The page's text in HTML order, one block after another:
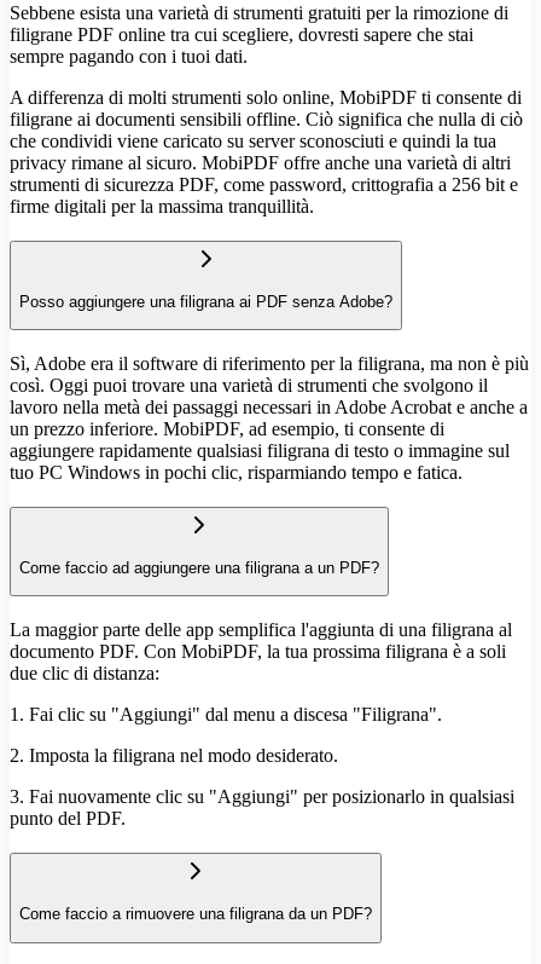
Sebbene esista una varietà di strumenti gratuiti per la rimozione di
filigrane PDF online tra cui scegliere, dovresti sapere che stai
sempre pagando con i tuoi dati.
A differenza di molti strumenti solo online, MobiPDF ti consente di
filigrane ai documenti sensibili offline. Ciò significa che nulla di ciò
che condividi viene caricato su server sconosciuti e quindi la tua
privacy rimane al sicuro. MobiPDF offre anche una varietà di altri
strumenti di sicurezza PDF, come password, crittografia a 256 bit e
firme digitali per la massima tranquillità.
Posso aggiungere una filigrana ai PDF senza Adobe?
Sì, Adobe era il software di riferimento per la filigrana, ma non è più
così. Oggi puoi trovare una varietà di strumenti che svolgono il
lavoro nella metà dei passaggi necessari in Adobe Acrobat e anche a
un prezzo inferiore. MobiPDF, ad esempio, ti consente di
aggiungere rapidamente qualsiasi filigrana di testo o immagine sul
tuo PC Windows in pochi clic, risparmiando tempo e fatica.
Come faccio ad aggiungere una filigrana a un PDF?
La maggior parte delle app semplifica l'aggiunta di una filigrana al
documento PDF. Con MobiPDF, la tua prossima filigrana è a soli
due clic di distanza:
1. Fai clic su "Aggiungi" dal menu a discesa "Filigrana".
2. Imposta la filigrana nel modo desiderato.
3. Fai nuovamente clic su "Aggiungi" per posizionarlo in qualsiasi
punto del PDF.
Come faccio a rimuovere una filigrana da un PDF?